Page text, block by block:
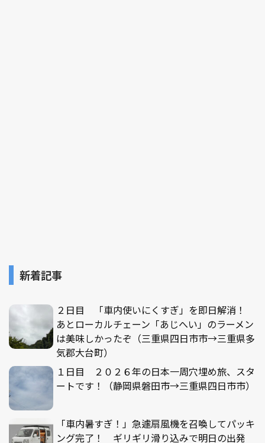
新着記事
２日目 「車内使いにくすぎ」を即日解消！
あとローカルチェーン「あじへい」のラーメン
は美味しかったぞ（三重県四日市市→三重県多
気郡大台町）
１日目 ２０２６年の日本一周穴埋め旅、スタ
ートです！（静岡県磐田市→三重県四日市市）
「車内暑すぎ！」急遽扇風機を召喚してパッキ
ング完了！ ギリギリ滑り込みで明日の出発